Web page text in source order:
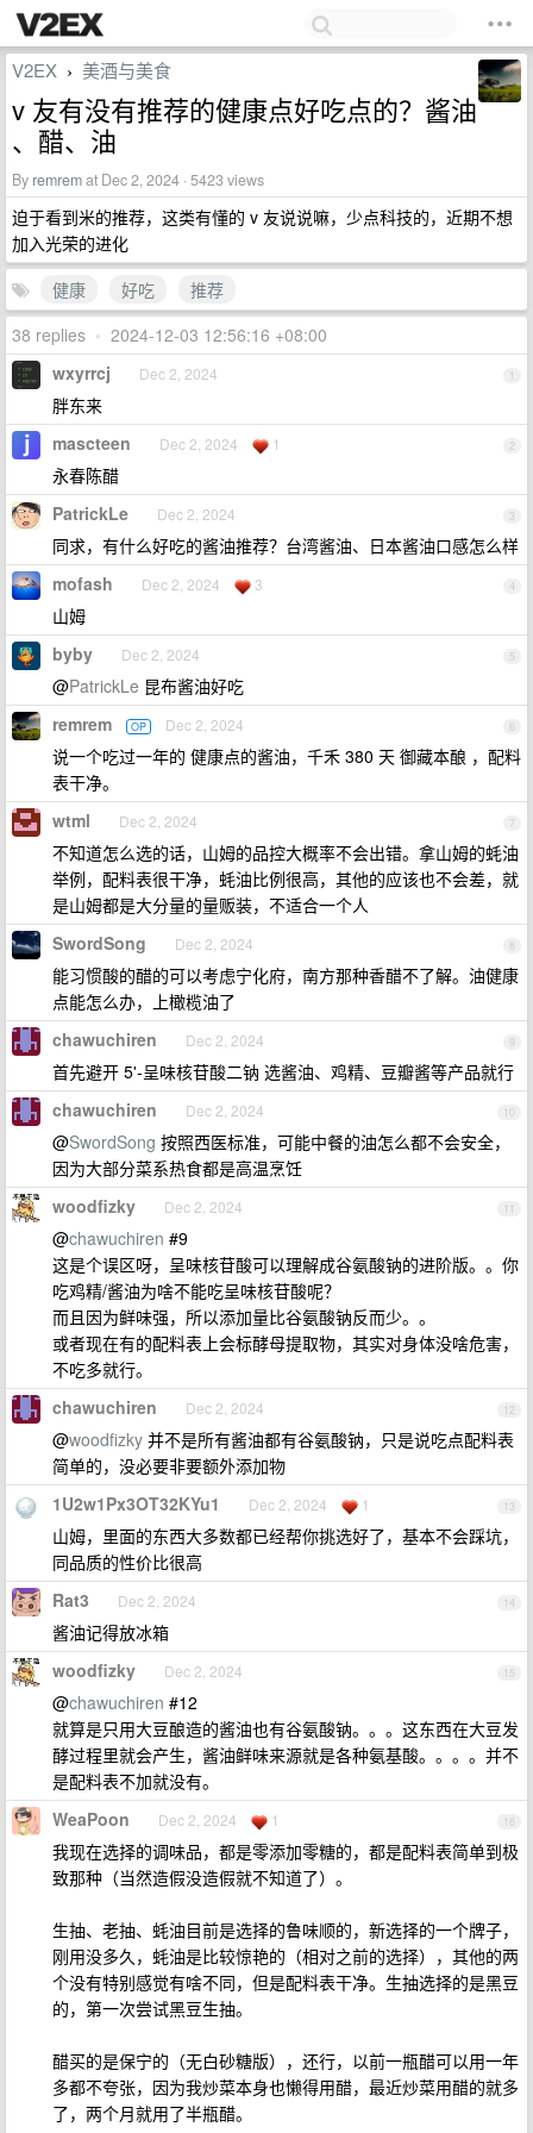
V2EX › 美酒与美食
v 友有没有推荐的健康点好吃点的？酱油
、醋、油
By remremat Dec 2, 2024 · 5423 views
迫于看到米的推荐，这类有懂的 v 友说说嘛，少点科技的，近期不想
加入光荣的进化
健康
好吃
推荐
38 replies • 2024-12-03 12:56:16 +08:00
1
wxyrrcj Dec 2, 2024
胖东来
2
mascteen Dec 2, 2024 1
永春陈醋
3
PatrickLe Dec 2, 2024
同求，有什么好吃的酱油推荐？台湾酱油、日本酱油口感怎么样
4
mofash Dec 2, 2024 3
山姆
5
byby Dec 2, 2024
@PatrickLe 昆布酱油好吃
6
remrem OP Dec 2, 2024
说一个吃过一年的 健康点的酱油，千禾 380 天 御藏本酿 ，配料
表干净。
7
wtml Dec 2, 2024
不知道怎么选的话，山姆的品控大概率不会出错。拿山姆的蚝油
举例，配料表很干净，蚝油比例很高，其他的应该也不会差，就
是山姆都是大分量的量贩装，不适合一个人
8
SwordSong Dec 2, 2024
能习惯酸的醋的可以考虑宁化府，南方那种香醋不了解。油健康
点能怎么办，上橄榄油了
9
chawuchiren Dec 2, 2024
首先避开 5'-呈味核苷酸二钠 选酱油、鸡精、豆瓣酱等产品就行
10
chawuchiren Dec 2, 2024
@SwordSong 按照西医标准，可能中餐的油怎么都不会安全，
因为大部分菜系热食都是高温烹饪
11
woodfizky Dec 2, 2024
@chawuchiren #9
这是个误区呀，呈味核苷酸可以理解成谷氨酸钠的进阶版。。你
吃鸡精/酱油为啥不能吃呈味核苷酸呢？
而且因为鲜味强，所以添加量比谷氨酸钠反而少。。
或者现在有的配料表上会标酵母提取物，其实对身体没啥危害，
不吃多就行。
12
chawuchiren Dec 2, 2024
@woodfizky 并不是所有酱油都有谷氨酸钠，只是说吃点配料表
简单的，没必要非要额外添加物
13
1U2w1Px3OT32KYu1 Dec 2, 2024 1
山姆，里面的东西大多数都已经帮你挑选好了，基本不会踩坑，
同品质的性价比很高
14
Rat3 Dec 2, 2024
酱油记得放冰箱
15
woodfizky Dec 2, 2024
@chawuchiren #12
就算是只用大豆酿造的酱油也有谷氨酸钠。。。这东西在大豆发
酵过程里就会产生，酱油鲜味来源就是各种氨基酸。。。。并不
是配料表不加就没有。
16
WeaPoon Dec 2, 2024 1
我现在选择的调味品，都是零添加零糖的，都是配料表简单到极
致那种（当然造假没造假就不知道了）。
生抽、老抽、蚝油目前是选择的鲁味顺的，新选择的一个牌子，
刚用没多久，蚝油是比较惊艳的（相对之前的选择），其他的两
个没有特别感觉有啥不同，但是配料表干净。生抽选择的是黑豆
的，第一次尝试黑豆生抽。
醋买的是保宁的（无白砂糖版），还行，以前一瓶醋可以用一年
多都不夸张，因为我炒菜本身也懒得用醋，最近炒菜用醋的就多
了，两个月就用了半瓶醋。